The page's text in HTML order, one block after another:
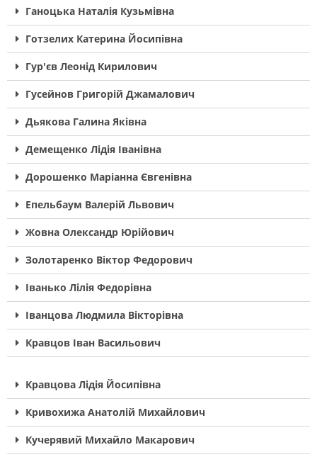
Ганоцька Наталія Кузьмівна
Готзелих Катерина Йосипівна
Гур'єв Леонід Кирилович
Гусейнов Григорій Джамалович
Дьякова Галина Яківна
Демещенко Лідія Іванівна
Дорошенко Маріанна Євгенівна
Епельбаум Валерій Львович
Жовна Олександр Юрійович
Золотаренко Віктор Федорович
Іванько Лілія Федорівна
Іванцова Людмила Вікторівна
Кравцов Іван Васильович
Кравцова Лідія Йосипівна
Кривохижа Анатолій Михайлович
Кучерявий Михайло Макарович